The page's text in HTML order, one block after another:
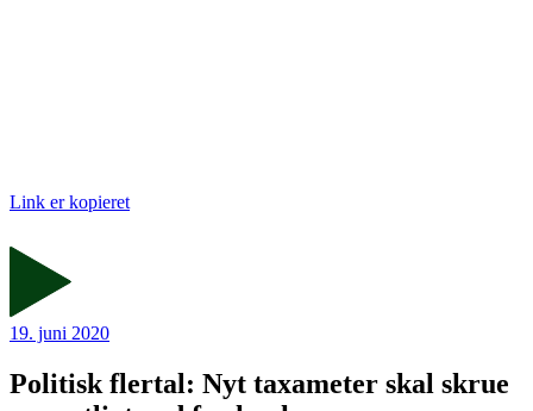
Link er kopieret
19. juni 2020
Politisk flertal: Nyt taxameter skal skrue